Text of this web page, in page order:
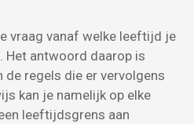
vraag vanaf welke leeftijd je
Het antwoord daarop is
de regels die er vervolgens
kan je namelijk op elke
leeftijdsgrens aan